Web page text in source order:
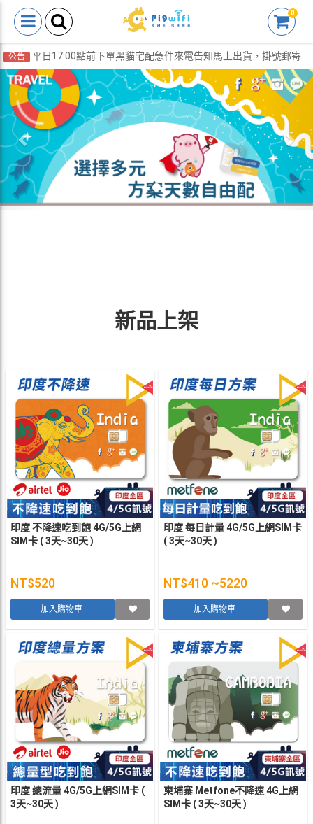
0
公告 平日17:00點前下單黑貓宅配急件來電告知馬上出貨，掛號郵寄到府「免運費」
Previous
新品上架
印度 不降速吃到飽 4G/5G上網
SIM卡 ( 3天~30天 )
NT$520
加入購物車
印度 每日計量 4G/5G上網SIM卡
( 3天~30天 )
NT$410 ~5220
加入購物車
印度 總流量 4G/5G上網SIM卡 (
3天~30天 )
柬埔寨 Metfone不降速 4G上網
SIM卡 ( 3天~30天 )